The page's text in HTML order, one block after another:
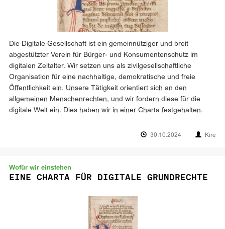
Die Digitale Gesellschaft ist ein gemeinnütziger und breit
abgestützter Verein für Bürger- und Konsumentenschutz im
digitalen Zeitalter. Wir setzen uns als zivilgesellschaftliche
Organisation für eine nachhaltige, demokratische und freie
Öffentlichkeit ein. Unsere Tätigkeit orientiert sich an den
allgemeinen Menschenrechten, und wir fordern diese für die
digitale Welt ein. Dies haben wir in einer Charta festgehalten.
30.10.2024 Kire
Wofür wir einstehen
EINE CHARTA FÜR DIGITALE GRUNDRECHTE